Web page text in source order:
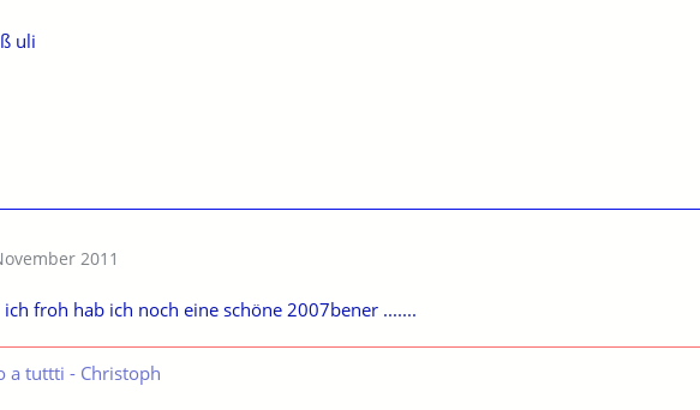
uli
2011
ich froh hab ich noch eine schöne 2007bener .......
a tuttti - Christoph